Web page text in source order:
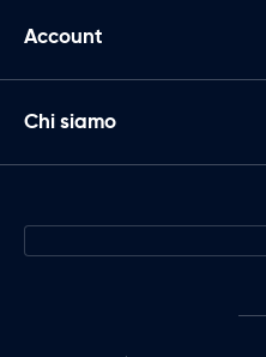
Account
Chi siamo